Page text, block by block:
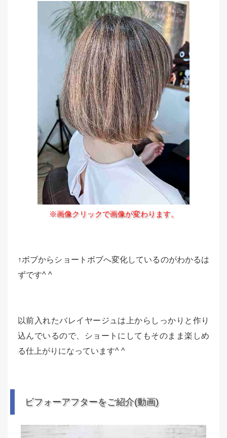
※画像クリックで画像が変わります。
↑ボブからショートボブへ変化しているのがわかるは
ずです^ ^
以前入れたバレイヤージュは上からしっかりと作り
込んでいるので、ショートにしてもそのまま楽しめ
る仕上がりになっています^ ^
ビフォーアフターをご紹介(動画)